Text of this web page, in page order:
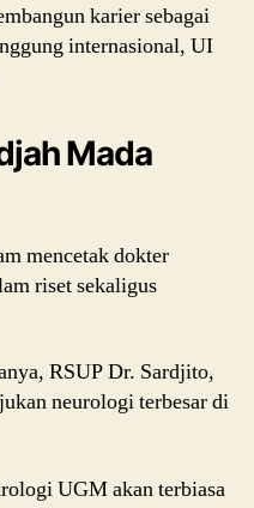
karier sebagai
internasional, UI
Mada
mencetak dokter
riset sekaligus
RSUP Dr. Sardjito,
neurologi terbesar di
UGM akan terbiasa